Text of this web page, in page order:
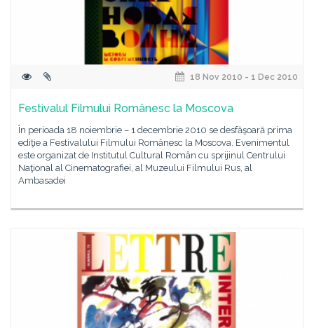
18 Nov 2010 - 1 Dec 2010
Festivalul Filmului Românesc la Moscova
În perioada 18 noiembrie – 1 decembrie 2010 se desfăşoară prima
ediţie a Festivalului Filmului Românesc la Moscova. Evenimentul
este organizat de Institutul Cultural Român cu sprijinul Centrului
Naţional al Cinematografiei, al Muzeului Filmului Rus, al
Ambasadei